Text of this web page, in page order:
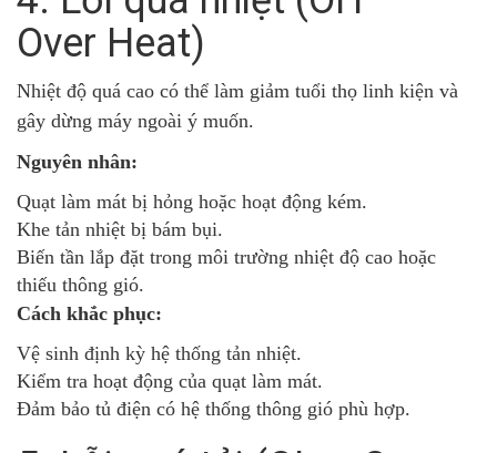
Over Heat)
Nhiệt độ quá cao có thể làm giảm tuổi thọ linh kiện và
gây dừng máy ngoài ý muốn.
Nguyên nhân:
Quạt làm mát bị hỏng hoặc hoạt động kém.
Khe tản nhiệt bị bám bụi.
Biến tần lắp đặt trong môi trường nhiệt độ cao hoặc
thiếu thông gió.
Cách khắc phục:
Vệ sinh định kỳ hệ thống tản nhiệt.
Kiểm tra hoạt động của quạt làm mát.
Đảm bảo tủ điện có hệ thống thông gió phù hợp.